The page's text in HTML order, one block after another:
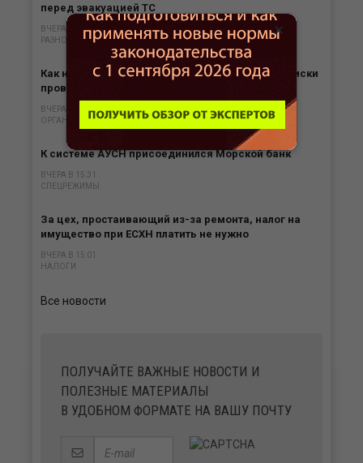
перед эвакуацией ТС
ВЧЕРА В 16:29
РАЗНОЕ
Как налогоплательщику контролировать свои риски
проверок ККТ
ВЧЕРА В 15:59
ОРГАНИЗАЦИЯ БИЗНЕСА
К системе АУСН присоединился Морской банк
ВЧЕРА В 15:31
СПЕЦРЕЖИМЫ
За цех, простаивающий из-за ремонта, налог на
имущество при ЕСХН платить не нужно
ВЧЕРА В 15:01
НАЛОГИ
Все новости
ПОЛУЧАЙТЕ ВАЖНЫЕ НОВОСТИ И
ПОЛЕЗНЫЕ МАТЕРИАЛЫ
В УДОБНОМ ФОРМАТЕ НА ВАШУ ПОЧТУ
×